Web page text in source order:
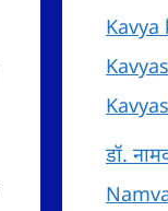
डॉ.